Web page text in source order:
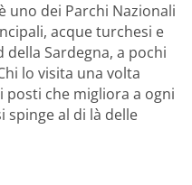
uno dei Parchi Nazionali
acque turchesi e
Sardegna, a pochi
lo visita una volta
che migliora a ogni
al di là delle